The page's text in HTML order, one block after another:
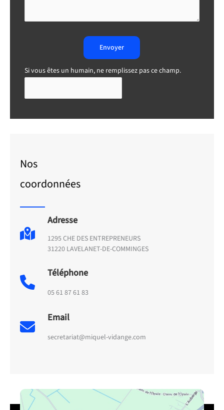
Envoyer
Si vous êtes un humain, ne remplissez pas ce champ.
Nos
coordonnées
Adresse
1295 CHE DES ENTREPRENEURS
31220 LAVELANET-DE-COMMINGES
Téléphone
05 61 87 61 83
Email
secretariat@miquel-vidange.com